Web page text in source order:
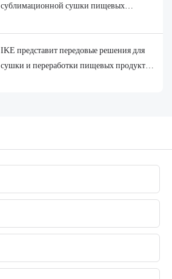
сублимационной сушки пищевых
оборудования для пищевой
промышленности
IKE представит передовые решения для
сушки и переработки пищевых продуктов